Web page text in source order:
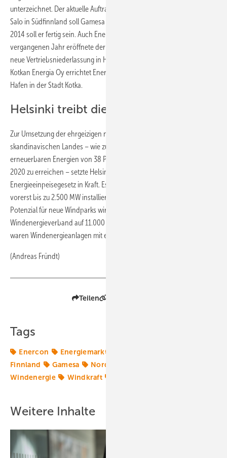
unterzeichnet. Der aktuelle Auftrag von Tuuliwatti: Für den Windpark
Salo in Südfinnland soll Gamesa vorerst drei Anlagen liefern. Ende
2014 soll er fertig sein. Auch Enercon ist in Finnland. Erst im
vergangenen Jahr eröffnete der Windenergieanalgenhersteller eine
neue Vertriebsniederlassung in Helsinki. Für den Energieversorger
Kotkan Energia Oy errichtet Enercon jetzt zwei Turbinen am Mussalo
Hafen in der Stadt Kotka.
Helsinki treibt die Windkraft an
Zur Umsetzung der ehrgeizigen nationalen Klimaziele des
skandinavischen Landes – wie zum Beispiel einen Anteil der
erneuerbaren Energien von 38 Prozent an der Energieversorgung bis
2020 zu erreichen – setzte Helsinki schon im April 2011 das finnische
Energieeinpeisegesetz in Kraft. Es garantiert einen festen Tarif für
vorerst bis zu 2.500 MW installierter Windleistung. Das landesweite
Potenzial für neue Windparks wird von dem finnischen
Windenergieverband auf 11.000 MW geschätzt. Zum Jahresende 2013
waren Windenergieanlagen mit einer Leistung von 488 MW am Netz.
(Andreas Fründt)
Teilen
Tags
Enercon Energiemarkt
Finnland
Gamesa Nordex
Windenergie
Windkraft
Weitere Inhalte